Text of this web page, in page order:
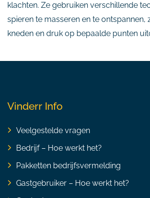
klachten. Ze gebruiken verschillende
spieren te masseren en te ontspannen,
kneden en druk op bepaalde punten
Vinderr Info
Veelgestelde vragen
Bedrijf – Hoe werkt het?
Pakketten bedrijfsvermelding
Gastgebruiker – Hoe werkt het?